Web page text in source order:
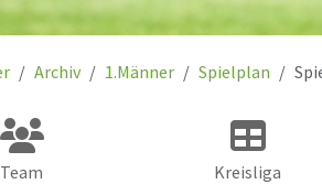
Archiv 1.Männer Spielplan
Team Kreisliga